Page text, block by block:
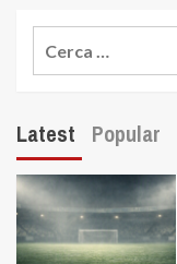
Latest Popular